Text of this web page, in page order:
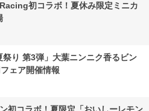
初コラボ！夏休み限定ミニカ
祭り 第3弾」大葉ニンニク香るビン
ェア開催情報